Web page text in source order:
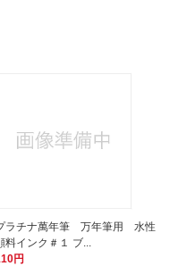
ラチナ萬年筆 万年筆用 水性
料インク＃１ ブ...
円